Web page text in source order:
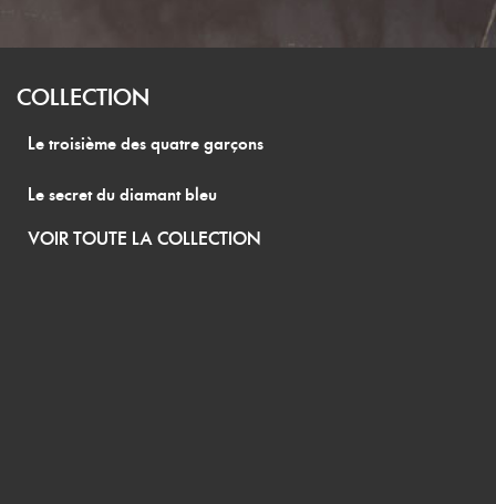
COLLECTION
Le troisième des quatre garçons
Le secret du diamant bleu
VOIR TOUTE LA COLLECTION